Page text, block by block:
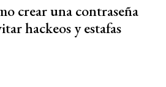
crear una contraseña
hackeos y estafas